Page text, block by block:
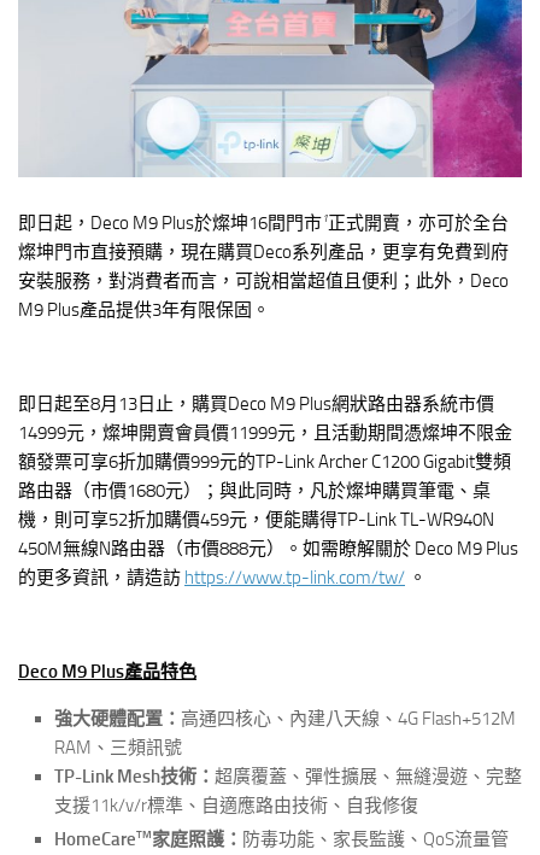
即日起，Deco M9 Plus於燦坤16間門市1正式開賣，亦可於全台
燦坤門市直接預購，現在購買Deco系列產品，更享有免費到府
安裝服務，對消費者而言，可說相當超值且便利；此外，Deco
M9 Plus產品提供3年有限保固。
即日起至8月13日止，購買Deco M9 Plus網狀路由器系統市價
14999元，燦坤開賣會員價11999元，且活動期間憑燦坤不限金
額發票可享6折加購價999元的TP-Link Archer C1200 Gigabit雙頻
路由器（市價1680元）；與此同時，凡於燦坤購買筆電、桌
機，則可享52折加購價459元，便能購得TP-Link TL-WR940N
450M無線N路由器（市價888元）。如需瞭解關於 Deco M9 Plus
的更多資訊，請造訪 https://www.tp-link.com/tw/ 。
Deco M9 Plus產品特色
強大硬體配置： 高通四核心、內建八天線、4G Flash+512M
RAM、三頻訊號
TP-Link Mesh技術： 超廣覆蓋、彈性擴展、無縫漫遊、完整
支援11k/v/r標準、自適應路由技術、自我修復
HomeCareTM家庭照護： 防毒功能、家長監護、QoS流量管